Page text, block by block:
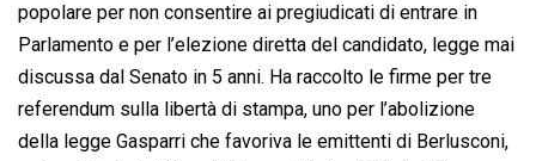
popolare per non consentire ai pregiudicati di entrare in
Parlamento e per l’elezione diretta del candidato, legge mai
discussa dal Senato in 5 anni. Ha raccolto le firme per tre
referendum sulla libertà di stampa, uno per l’abolizione
della legge Gasparri che favoriva le emittenti di Berlusconi,